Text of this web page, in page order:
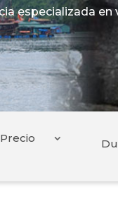
especializada